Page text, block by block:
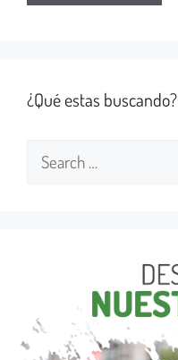
¿Qué estas buscando?